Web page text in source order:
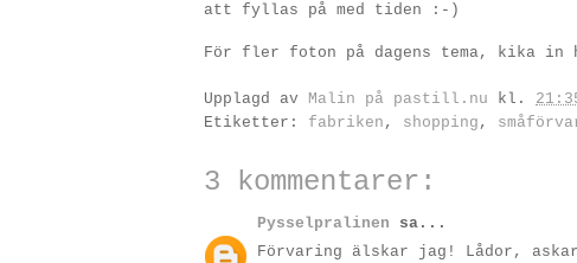
att fyllas på med tiden :-)
För fler foton på dagens tema, kika in
Upplagd av Malin på pastill.nu kl.
Etiketter: fabriken , shopping ,
3 kommentarer:
Pysselpralinen sa...
Förvaring älskar jag! Lådor,